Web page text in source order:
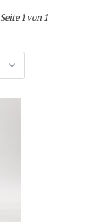
Seite 1 von 1